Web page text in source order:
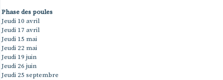
Phase des poules
Jeudi 10 avril
Jeudi 17 avril
Jeudi 15 mai
Jeudi 22 mai
Jeudi 19 juin
Jeudi 26 juin
Jeudi 25 septembre